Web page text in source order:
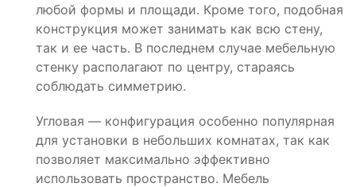
любой формы и площади. Кроме того, подобная
конструкция может занимать как всю стену,
так и ее часть. В последнем случае мебельную
стенку располагают по центру, стараясь
соблюдать симметрию.
Угловая — конфигурация особенно популярная
для установки в небольших комнатах, так как
позволяет максимально эффективно
использовать пространство. Мебель